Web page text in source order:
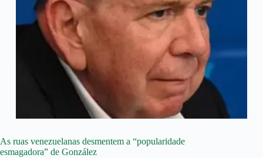
As ruas venezuelanas desmentem a “popularidade
esmagadora” de González